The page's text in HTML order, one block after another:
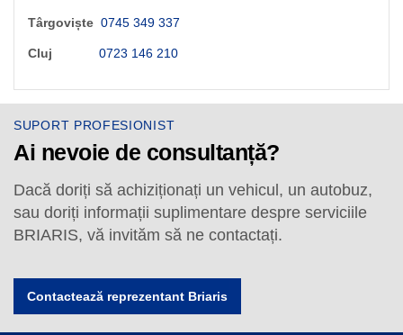
Târgoviște 0745 349 337
Cluj 0723 146 210
SUPORT PROFESIONIST
Ai nevoie de consultanță?
Dacă doriți să achiziționați un vehicul, un autobuz,
sau doriți informații suplimentare despre serviciile
BRIARIS, vă invităm să ne contactați.
Contactează reprezentant Briaris